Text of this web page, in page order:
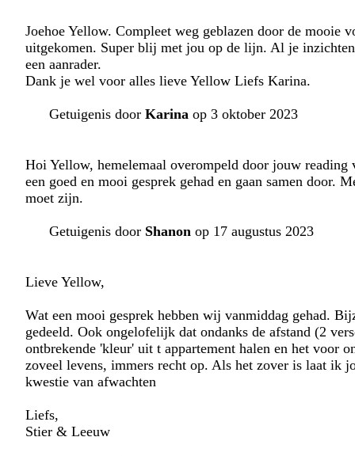
Joehoe Yellow. Compleet weg geblazen door de
uitgekomen. Super blij met jou op de lijn. Al je
een aanrader.
Dank je wel voor alles lieve Yellow Liefs Karina.
Getuigenis door Karina op 3 oktober 2023
Hoi Yellow, hemelemaal overompeld door jouw
een goed en mooi gesprek gehad en gaan samen
moet zijn.
Getuigenis door Shanon op 17 augustus 2023
Lieve Yellow,
Wat een mooi gesprek hebben wij vanmiddag gehad.
gedeeld. Ook ongelofelijk dat ondanks de afstand (2
ontbrekende 'kleur' uit t appartement halen en het voor
zoveel levens, immers recht op. Als het zover is laat ik
kwestie van afwachten
Liefs,
Stier & Leeuw